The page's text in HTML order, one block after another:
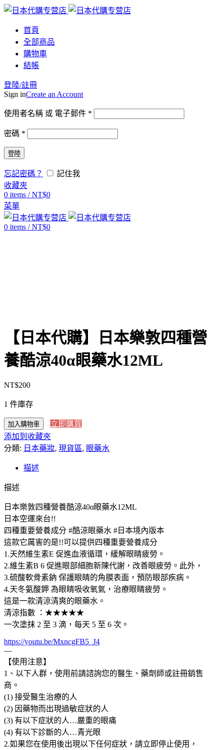
首頁
全部商品
購物車
結帳
登陸/註冊
Sign inCreate an Account
使用者名稱 或 電子郵件 *
密碼 *
登陸
忘記密碼？
記住我
收藏夾
0 items / NT$0
菜單
0 items / NT$0
【日本代購】日本樂敦四種營
養酷涼40α眼藥水12ML
NT$200
1 件庫存
加入購物車
立即購買
添加到收藏夾
分類: 日本藥妝, 現貨區, 眼藥水
描述
描述
日本樂敦四種營養酷涼40α眼藥水12ML
日本空運來台!!
四種重要營養成分 #酷涼眼藥水 #日本境內版本
這款它厲害的是!!可以提供四種重要營養成分
1.天然維生素E 促進血液循環，緩解眼睛疲勞。
2.維生素B 6 促進眼部細胞新陳代謝，改善眼疲勞。此外，
3.硫酸軟骨素鈉 保護眼睛的角膜表面，預防眼部疾病。
4.天冬氨酸鉀 為眼睛吸收氧氣，治療眼睛疲勞。
這是一款清涼清爽的眼藥水。
清涼指數 ：★★★★★
一次塗抹 2 至 3 滴，每天 5 至 6 次。
https://youtu.be/MxncgFB5_J4
—
【使用注意】
1、以下人群，使用前請諮詢您的醫生、藥劑師或註冊銷售
商。
(1) 接受醫生治療的人
(2) 因藥物而出現過敏症狀的人
(3) 有以下症狀的人…嚴重的眼痛
(4) 有以下診斷的人…青光眼
2.如果您在使用後出現以下任何症狀，請立即停止使用，